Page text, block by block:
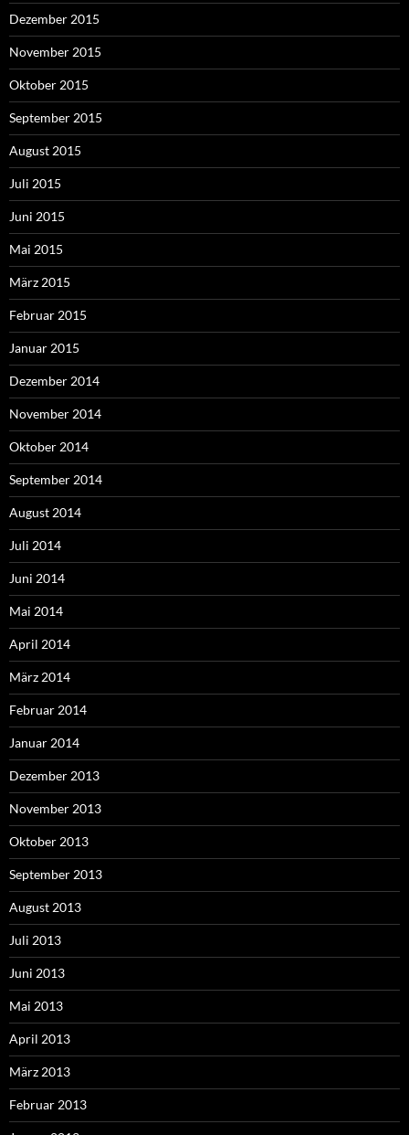
Dezember 2015
November 2015
Oktober 2015
September 2015
August 2015
Juli 2015
Juni 2015
Mai 2015
März 2015
Februar 2015
Januar 2015
Dezember 2014
November 2014
Oktober 2014
September 2014
August 2014
Juli 2014
Juni 2014
Mai 2014
April 2014
März 2014
Februar 2014
Januar 2014
Dezember 2013
November 2013
Oktober 2013
September 2013
August 2013
Juli 2013
Juni 2013
Mai 2013
April 2013
März 2013
Februar 2013